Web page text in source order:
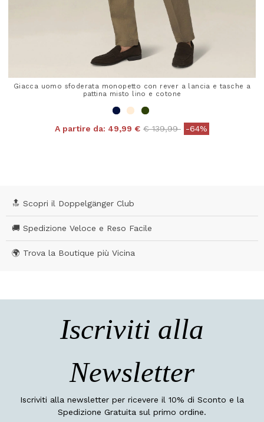
Giacca uomo sfoderata monopetto con rever a lancia e tasche a
pattina misto lino e cotone
A partire da: 49,99 € Price reduced from
€ 139,99to-64%
🔝 Scopri il Doppelgänger Club
🚚 Spedizione Veloce e Reso Facile
🌍 Trova la Boutique più Vicina
Iscriviti alla
Newsletter
Iscriviti alla newsletter per ricevere il 10% di Sconto e la
Spedizione Gratuita sul primo ordine.